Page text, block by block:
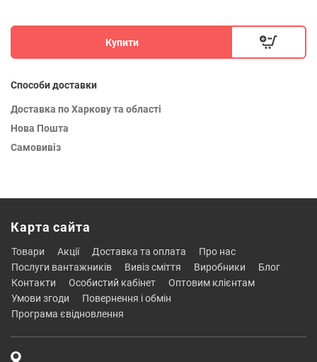
Купити
Способи доставки
Доставка по Харкову та області
Нова Пошта
Самовивіз
Карта сайта
товари акції доставка та оплата
про нас
послуги вантажників
вивіз сміття виробники
блог
контакти
особистий кабінет
оптовим клієнтам
умови згоди
повернення і обмін
програма євідновлення